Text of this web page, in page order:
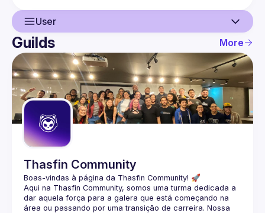
User
User
Events
Guilds
Guilds More
Thasfin Community
Boas-vindas à página da Thasfin Community! 🚀
Aqui na Thasfin Community, somos uma turma dedicada a
dar aquela força para a galera que está começando na
área ou passando por uma transição de carreira. Nossa